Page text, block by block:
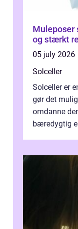
Muleposer
og stærkt
05 july 2026
Solceller
Solceller er
gør det
omdanne
bæredygtig